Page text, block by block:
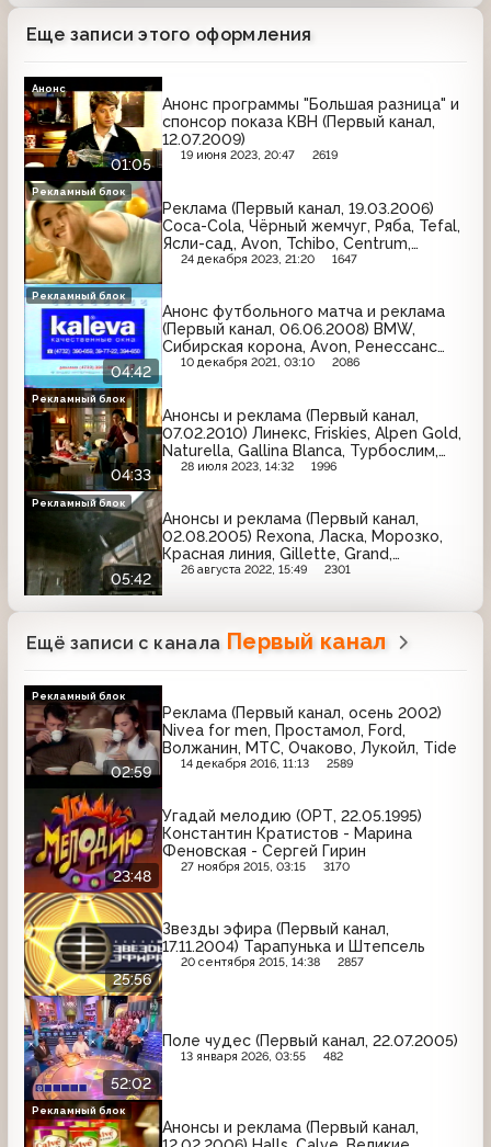
Еще записи этого оформления
01:05
Анонс программы "Большая разница" и
спонсор показа КВН (Первый канал,
12.07.2009)
19 июня 2023, 20:47 2619
Анонс
Реклама (Первый канал, 19.03.2006)
Coca-Cola, Чёрный жемчуг, Ряба, Tefal,
Ясли-сад, Avon, Tchibo, Centrum,
Весёлый молочник, Снежная королева,
24 декабря 2023, 21:20 1647
Рекламный блок
04:42
Анонс футбольного матча и реклама
(Первый канал, 06.06.2008) BMW,
Сибирская корона, Avon, Ренессанс
страхование, Chevrolet, М.Видео,
10 декабря 2021, 03:10 2086
Рекламный блок
04:33
Анонсы и реклама (Первый канал,
07.02.2010) Линекс, Friskies, Alpen Gold,
Naturella, Gallina Blanca, Турбослим,
Pantene Pro-V, Maggi, Tide
28 июля 2023, 14:32 1996
Рекламный блок
05:42
Анонсы и реклама (Первый канал,
02.08.2005) Rexona, Ласка, Морозко,
Красная линия, Gillette, Grand,
Слобода, Knorr, Fa, Palmolive
26 августа 2022, 15:49 2301
Рекламный блок
Ещё записи с канала Первый канал
02:59
Реклама (Первый канал, осень 2002)
Nivea for men, Простамол, Ford,
Волжанин, МТС, Очаково, Лукойл, Tide
14 декабря 2016, 11:13 2589
Рекламный блок
23:48
Угадай мелодию (ОРТ, 22.05.1995)
Константин Кратистов - Марина
Феновская - Сергей Гирин
27 ноября 2015, 03:15 3170
25:56
Звезды эфира (Первый канал,
17.11.2004) Тарапунька и Штепсель
20 сентября 2015, 14:38 2857
52:02
Поле чудес (Первый канал, 22.07.2005)
13 января 2026, 03:55 482
Анонсы и реклама (Первый канал,
Рекламный блок